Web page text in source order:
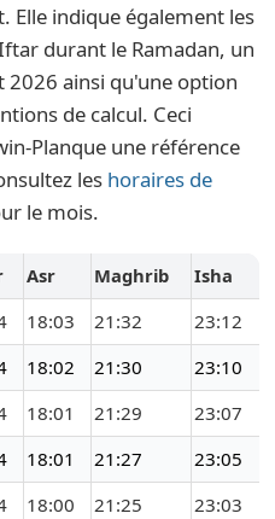
Elle indique également les
durant le Ramadan, un
2026 ainsi qu'une option
de calcul. Ceci
Planque une référence
les horaires de
le mois.
Asr Maghrib
Isha
18:03 21:32
23:12
18:02 21:30
23:10
18:01 21:29
23:07
18:01 21:27
23:05
18:00 21:25
23:03